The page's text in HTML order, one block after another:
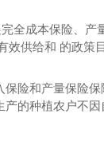
全成本保险、产
供给和 的政策目
险和产量保险保
的种植农户不